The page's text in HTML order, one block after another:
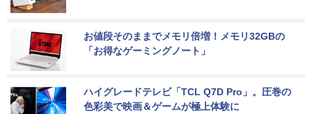
お値段そのままでメモリ倍増！メモリ32GBの
「お得なゲーミングノート」
ハイグレードテレビ「TCL Q7D Pro」。圧巻の
色彩美で映画＆ゲームが極上体験に